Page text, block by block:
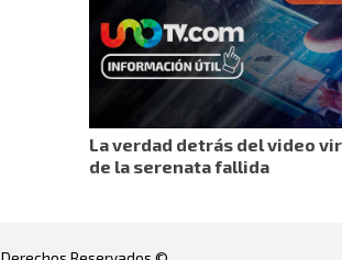
La verdad detrás del video
de la serenata fallida